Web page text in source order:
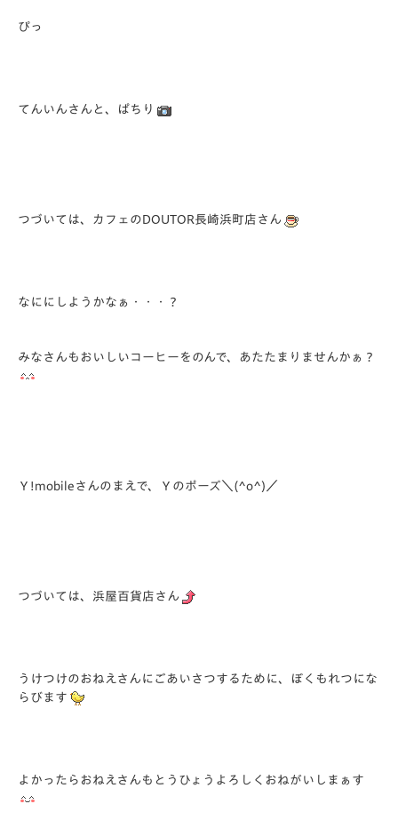
ぴっ
てんいんさんと、ぱちり
つづいては、カフェのDOUTOR長崎浜町店さん
なににしようかなぁ・・・？
みなさんもおいしいコーヒーをのんで、あたたまりませんかぁ？
Ｙ!mobileさんのまえで、Ｙのポーズ＼(^o^)／
つづいては、浜屋百貨店さん
うけつけのおねえさんにごあいさつするために、ぼくもれつにな
らびます
よかったらおねえさんもとうひょうよろしくおねがいしまぁす